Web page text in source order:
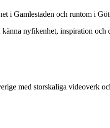
i Gamlestaden och runtom i
nyfikenhet, inspiration och
med storskaliga videoverk